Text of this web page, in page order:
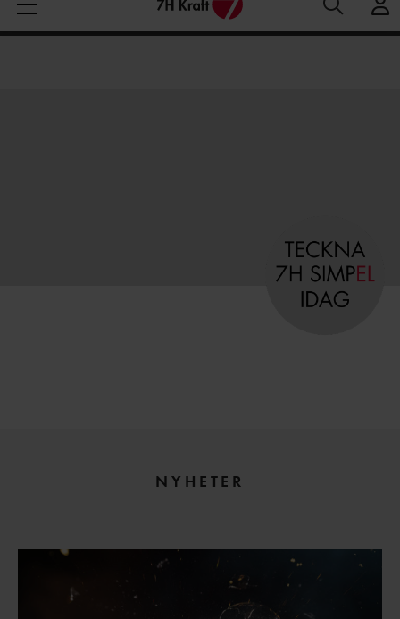
Aktuella elpriser
Medelspotpris (1/08-7/08 (SE3):
Spotpris just nu:
6
NYHETER